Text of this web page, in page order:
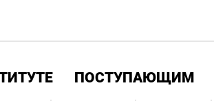
ПОСТУПАЮЩИМ